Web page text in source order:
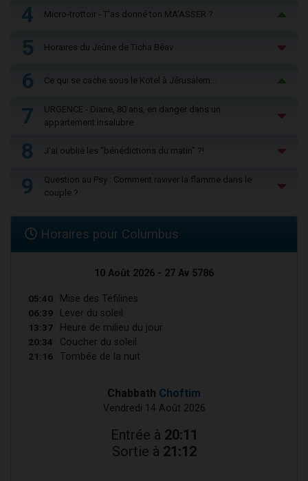
4 Micro-trottoir - T'as donné ton MA’ASSER ?
5 Horaires du Jeûne de Ticha Béav
6 Ce qui se cache sous le Kotel à Jérusalem...
7
URGENCE - Diane, 80 ans, en danger dans un
appartement insalubre
8 J'ai oublié les "bénédictions du matin" ?!
9
Question au Psy : Comment raviver la flamme dans le
couple ?
Horaires pour Columbus
10 Août 2026 - 27 Av 5786
05:40 Mise des Téfilines
06:39 Lever du soleil
13:37 Heure de milieu du jour
20:34 Coucher du soleil
21:16 Tombée de la nuit
Chabbath Choftim
Vendredi 14 Août 2026
Entrée à 20:11
Sortie à 21:12